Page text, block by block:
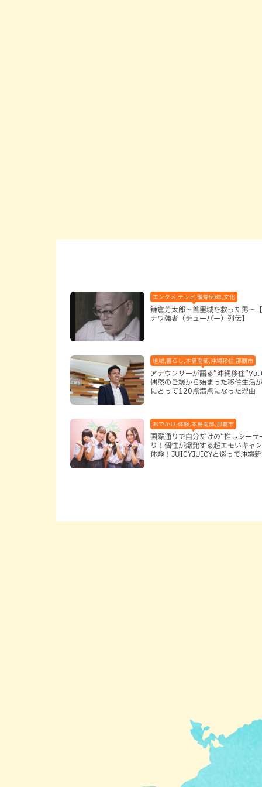
エンタメ,テレビ,復帰50年,文化
鎌倉芳太郎～首里城を救った男～
ナワ強者（チューバー）列伝】
地域,暮らし,本島南部,沖縄移住,那覇市
アナウンサーが語る”沖縄移住
偶然のご縁から始まった移住生活
にとって120点満点になった理由
おでかけ,体験,本島南部,那覇市
国際通りで自分だけの“推しシーサ
り！個性が爆発する超エモいキャ
体験！JUICYJUICYと巡って沖縄